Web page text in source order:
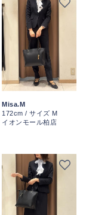
Misa.M
172cm / サイズ M
イオンモール柏店